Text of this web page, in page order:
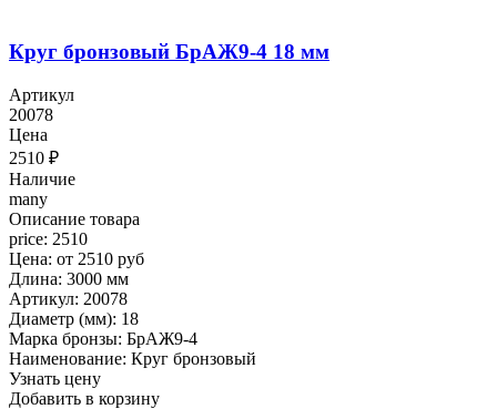
Круг бронзовый БрАЖ9-4 18 мм
Артикул
20078
Цена
2510 ₽
Наличие
many
Описание товара
price: 2510
Цена: от 2510 руб
Длина: 3000 мм
Артикул: 20078
Диаметр (мм): 18
Марка бронзы: БрАЖ9-4
Наименование: Круг бронзовый
Узнать цену
Добавить в корзину